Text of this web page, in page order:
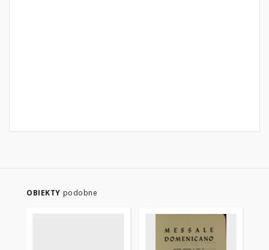
OBIEKTY podobne